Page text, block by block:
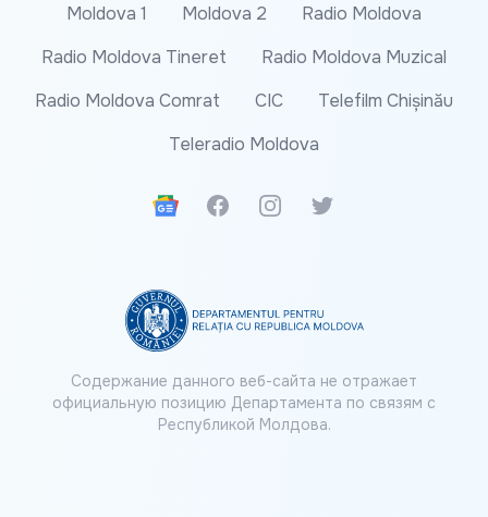
Moldova 1 Moldova 2
Radio Moldova
Radio Moldova Tineret
Radio Moldova Muzical
Radio Moldova Comrat
CIC
Telefilm Chișinău
Teleradio Moldova
Google News
FacebookInstagramTwitter
Содержание данного веб-сайта не отражает
официальную позицию Департамента по связям с
Республикой Молдова.